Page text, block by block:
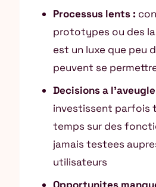
Processus lents :
prototypes ou des
est un luxe que peu
peuvent se
Decisions a
investissent parfois
temps sur des
jamais testees
utilisateurs